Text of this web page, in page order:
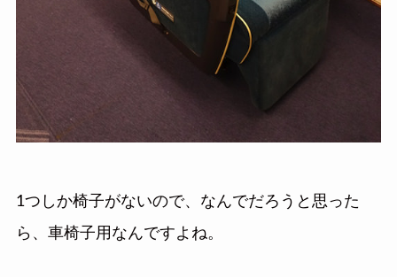
1つしか椅子がないので、なんでだろうと思った
ら、車椅子用なんですよね。